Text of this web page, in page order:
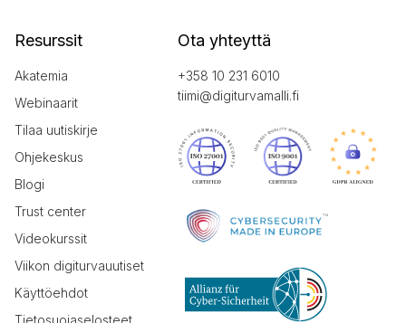
Resurssit
Akatemia
Webinaarit
Tilaa uutiskirje
Ohjekeskus
Blogi
Trust center
Videokurssit
Viikon digiturvauutiset
Käyttöehdot
Tietosuojaselosteet
Ota yhteyttä
+358 10 231 6010
tiimi@digiturvamalli.fi